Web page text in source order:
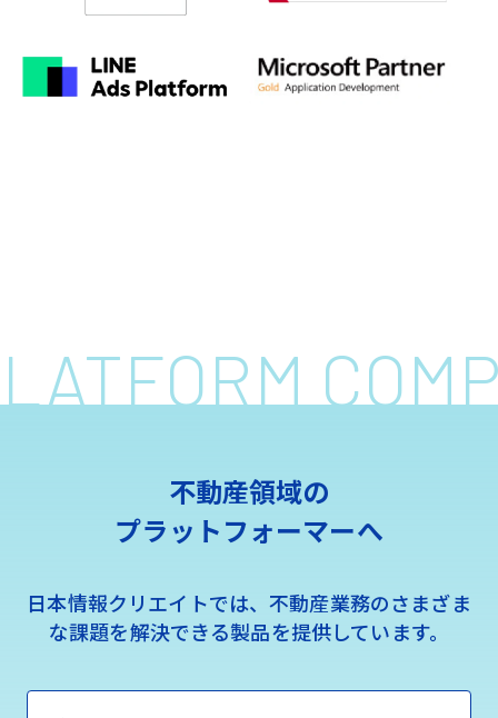
不動産領域の
プラットフォーマーへ
日本情報クリエイトでは、不動産業務のさまざま
な課題を解決できる製品を提供しています。